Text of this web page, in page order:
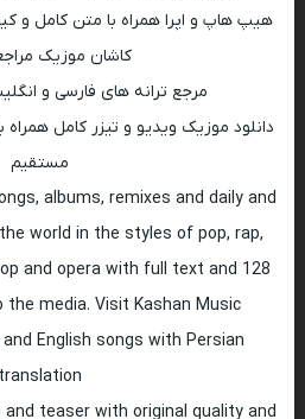
کاشان موزیک
مرجع ترانه های فارسی و
دانلود موزیک ویدیو و تیزر کامل
مستقیم
albums, remixes and daily and
world in the styles of pop, rap,
and opera with full text and 128
the media. Visit Kashan Music
English songs with Persian
translation
teaser with original quality and